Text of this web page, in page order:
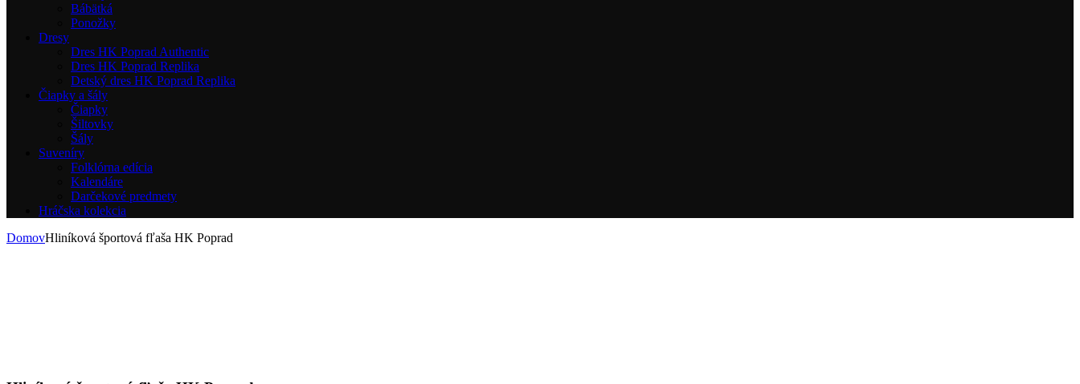
Bábätká
Ponožky
Dresy
Dres HK Poprad Authentic
Dres HK Poprad Replika
Detský dres HK Poprad Replika
Čiapky a šály
Čiapky
Šiltovky
Šály
Suveníry
Folklórna edícia
Kalendáre
Darčekové predmety
Hráčska kolekcia
DomovHliníková športová fľaša HK Poprad